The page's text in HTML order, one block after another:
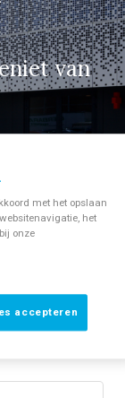
van
met het opslaan
het
onze
accepteren